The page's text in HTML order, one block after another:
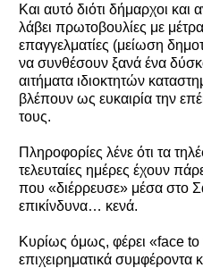
Και αυτό διότι δήμαρχοι και
λάβει πρωτοβουλίες με
επαγγελματίες (μείωση
να συνθέσουν ξανά ένα
αιτήματα ιδιοκτητών
βλέπουν ως ευκαιρία την
τους.
Πληροφορίες λένε ότι τα
τελευταίες ημέρες έχουν
που «διέρρευσε» μέσα στο
επικίνδυνα… κενά.
Κυρίως όμως, φέρει «face to
επιχειρηματικά συμφέροντα